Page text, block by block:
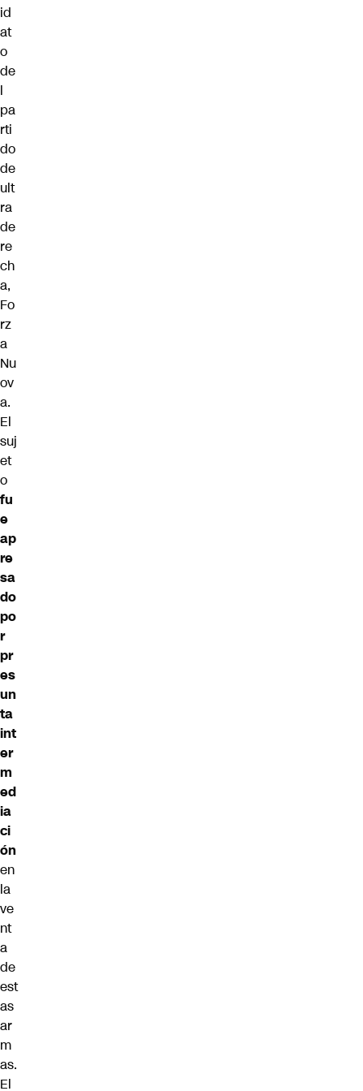
id
at
o
de
l
pa
rti
do
de
ult
ra
de
re
ch
a,
Fo
rz
a
Nu
ov
a.
El
suj
et
o
fu
e
ap
re
sa
do
po
r
pr
es
un
ta
int
er
m
ed
ia
ci
ón
en
la
ve
nt
a
de
est
as
ar
m
as.
El